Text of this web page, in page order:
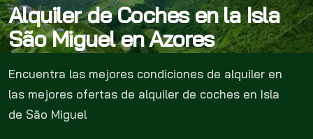
Alquiler de Coches en la Isla
São Miguel en Azores
Encuentra las mejores condiciones de alquiler en
las mejores ofertas de alquiler de coches en Isla
de São Miguel